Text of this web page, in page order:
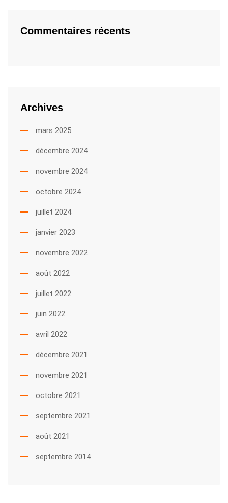
Commentaires récents
Archives
mars 2025
décembre 2024
novembre 2024
octobre 2024
juillet 2024
janvier 2023
novembre 2022
août 2022
juillet 2022
juin 2022
avril 2022
décembre 2021
novembre 2021
octobre 2021
septembre 2021
août 2021
septembre 2014